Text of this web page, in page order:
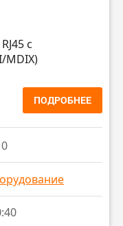
с
MDIX)
ПОДРОБНЕЕ
0